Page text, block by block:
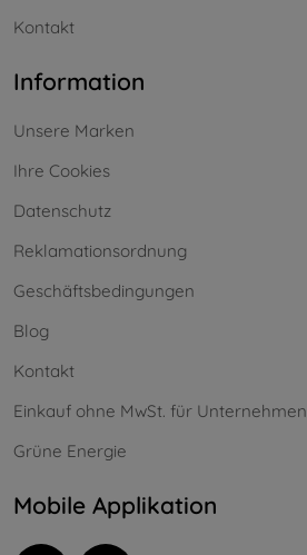
Kontakt
Information
Unsere Marken
Ihre Cookies
Datenschutz
Reklamationsordnung
Geschäftsbedingungen
Blog
Kontakt
Einkauf ohne MwSt. für Unternehmen
Grüne Energie
Mobile Applikation